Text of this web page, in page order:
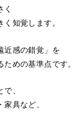
く
知覚します。
近感の錯覚」を
めの基準点です。
、
具など、